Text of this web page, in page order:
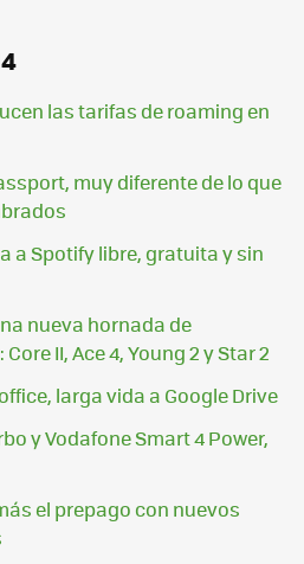
las tarifas de roaming en
muy diferente de lo que
a Spotify libre, gratuita y sin
nueva hornada de
II, Ace 4, Young 2 y Star 2
larga vida a Google Drive
y Vodafone Smart 4 Power,
el prepago con nuevos